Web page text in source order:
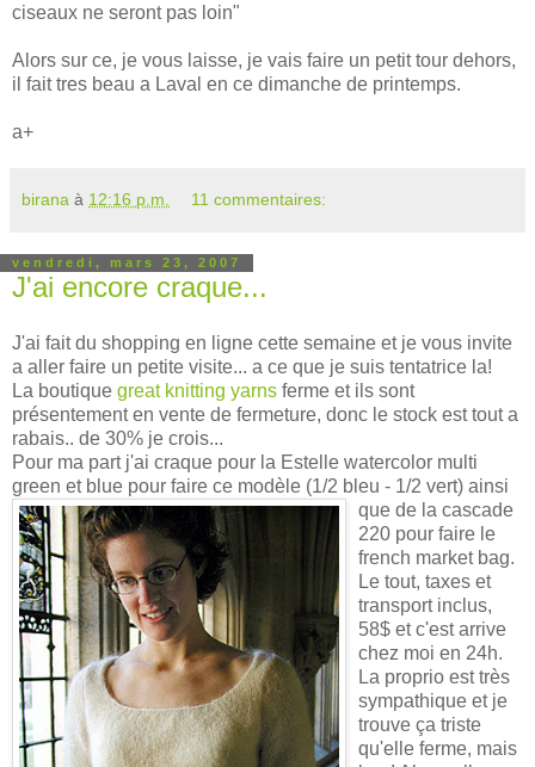
ciseaux ne seront pas loin"
Alors sur ce, je vous laisse, je vais faire un petit tour dehors,
il fait tres beau a Laval en ce dimanche de printemps.
a+
birana à 12:16 p.m. 11 commentaires:
vendredi, mars 23, 2007
J'ai encore craque...
J'ai fait du shopping en ligne cette semaine et je vous invite
a aller faire un petite visite... a ce que je suis tentatrice la!
La boutique great knitting yarns ferme et ils sont
présentement en vente de fermeture, donc le stock est tout a
rabais.. de 30% je crois...
Pour ma part j'ai craque pour la Estelle watercolor multi
green et blue pour faire ce modèle (1/2 bleu - 1/2 vert) ainsi
que de la cascade
220 pour faire le
french market bag.
Le tout, taxes et
transport inclus,
58$ et c'est arrive
chez moi en 24h.
La proprio est très
sympathique et je
trouve ça triste
qu'elle ferme, mais